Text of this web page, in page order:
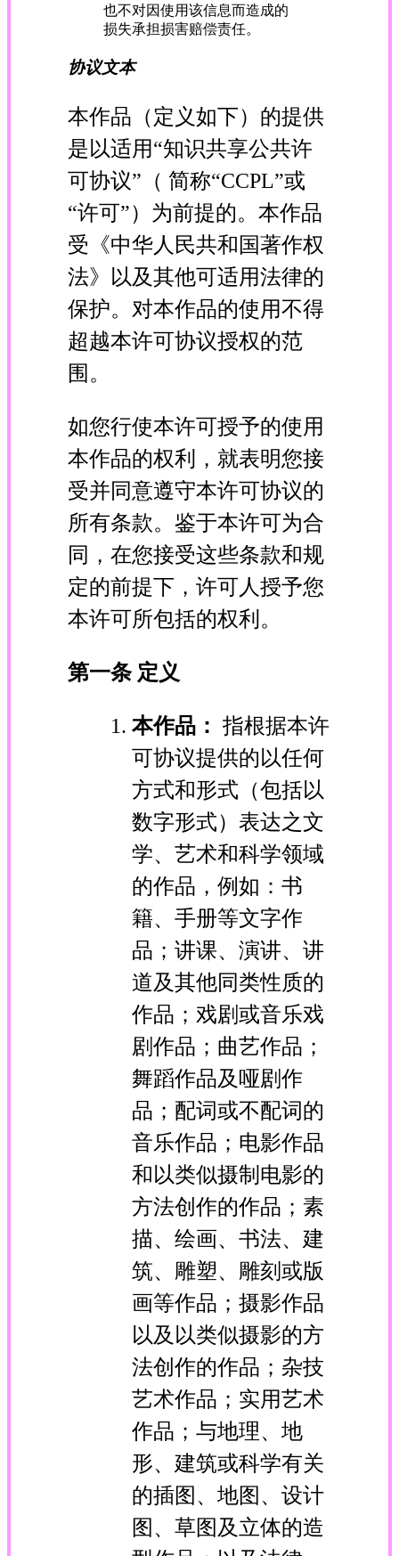
也不对因使用该信息而造成的
损失承担损害赔偿责任。
协议文本
本作品（定义如下）的提供
是以适用“知识共享公共许
可协议”（ 简称“CCPL”或
“许可”）为前提的。本作品
受《中华人民共和国著作权
法》以及其他可适用法律的
保护。对本作品的使用不得
超越本许可协议授权的范
围。
如您行使本许可授予的使用
本作品的权利，就表明您接
受并同意遵守本许可协议的
所有条款。鉴于本许可为合
同，在您接受这些条款和规
定的前提下，许可人授予您
本许可所包括的权利。
第一条 定义
本作品： 指根据本许
可协议提供的以任何
方式和形式（包括以
数字形式）表达之文
学、艺术和科学领域
的作品，例如：书
籍、手册等文字作
品；讲课、演讲、讲
道及其他同类性质的
作品；戏剧或音乐戏
剧作品；曲艺作品；
舞蹈作品及哑剧作
品；配词或不配词的
音乐作品；电影作品
和以类似摄制电影的
方法创作的作品；素
描、绘画、书法、建
筑、雕塑、雕刻或版
画等作品；摄影作品
以及以类似摄影的方
法创作的作品；杂技
艺术作品；实用艺术
作品；与地理、地
形、建筑或科学有关
的插图、地图、设计
图、草图及立体的造